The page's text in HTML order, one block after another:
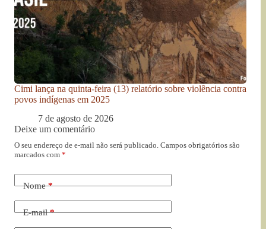
Cimi lança na quinta-feira (13) relatório sobre violência contra
povos indígenas em 2025
7 de agosto de 2026
Deixe um comentário
O seu endereço de e-mail não será publicado. Campos obrigatórios são
marcados com *
Nome*
E-mail*